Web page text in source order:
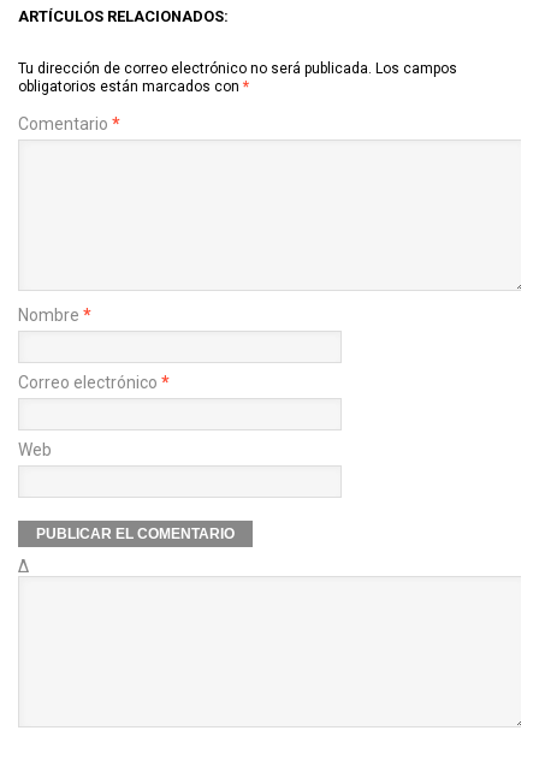
ARTÍCULOS RELACIONADOS:
Tu dirección de correo electrónico no será publicada. Los campos
obligatorios están marcados con *
Comentario *
Nombre *
Correo electrónico *
Web
Δ